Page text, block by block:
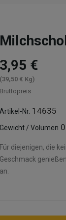
3,95 €
(39,50 € Kg)
Bruttopreis
Artikel-Nr. 14635
Gewicht / Volumen
Für diejenigen, die
Geschmack
an.